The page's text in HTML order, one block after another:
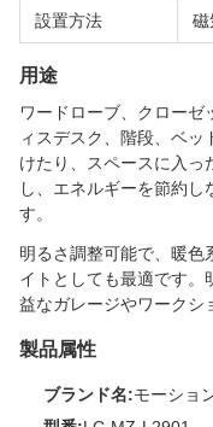
設置方法 磁
用途
ワードローブ、クローゼ
ィスデスク、階段、ベ
けたり、スペースに入っ
し、エネルギーを節約し
す。
明るさ調整可能で、暖色
イトとしても最適です。
益なガレージやワークシ
製品属性
ブランド名:モーショ